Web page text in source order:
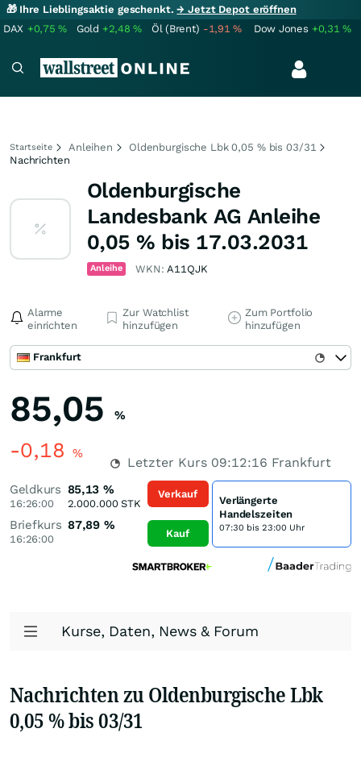
🎁 Ihre Lieblingsaktie geschenkt.→ Jetzt Depot eröffnen
DAX +0,75% Gold +2,48% Öl (Brent) -1,91% Dow Jones +0,31%
Startseite Anleihen
Oldenburgische Lbk 0,05 % bis 03/31
Nachrichten
Oldenburgische
Landesbank AG Anleihe
0,05 % bis 17.03.2031
Anleihe WKN:A11QJK
Alarme
einrichten
Zur Watchlist
hinzufügen
Zum Portfolio
hinzufügen
Frankfurt
85,05 %
-0,18 %
Letzter Kurs 09:12:16 Frankfurt
Geldkurs
16:26:00
85,13 %
2.000.000STK
Briefkurs
16:26:00
87,89 %
Verkauf
Kauf
Verlängerte
Handelszeiten
07:30 bis 23:00 Uhr
Kurse, Daten, News & Forum
Nachrichten zu Oldenburgische Lbk
0,05 % bis 03/31